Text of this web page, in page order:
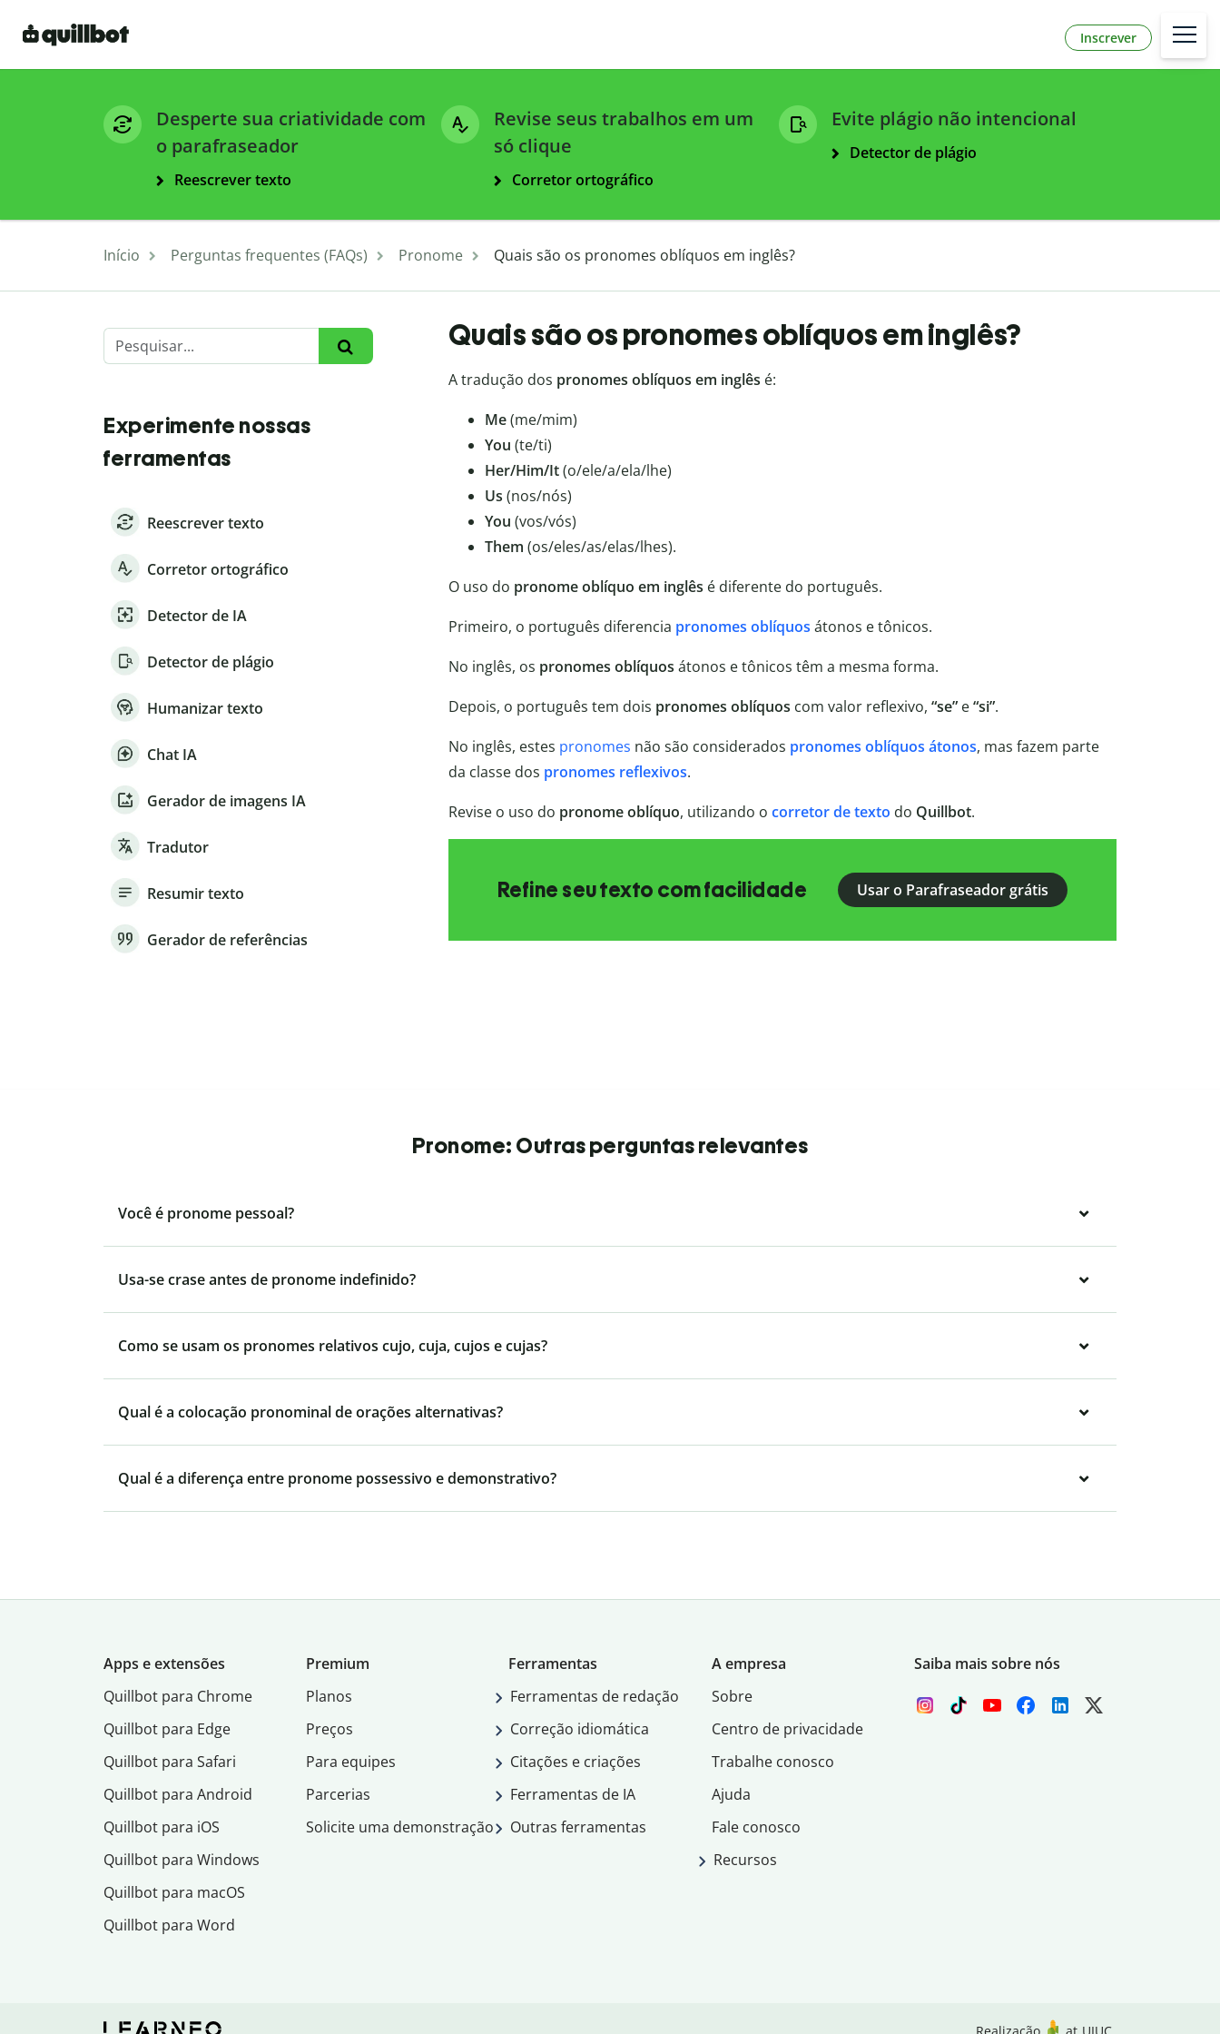
Inscrever
Desperte sua criatividade com
o parafraseador
Reescrever texto
Revise seus trabalhos em um
só clique
Corretor ortográfico
Evite plágio não intencional
Detector de plágio
Início Perguntas frequentes (FAQs) Pronome Quais são os pronomes oblíquos em inglês?
Experimente nossas
ferramentas
Reescrever texto
Corretor ortográfico
Detector de IA
Detector de plágio
Humanizar texto
Chat IA
Gerador de imagens IA
Tradutor
Resumir texto
Gerador de referências
Quais são os pronomes oblíquos em inglês?
A tradução dos pronomes oblíquos em inglês é:
Me(me/mim)
You (te/ti)
Her/Him/It(o/ele/a/ela/lhe)
Us (nos/nós)
You (vos/vós)
Them (os/eles/as/elas/lhes).
O uso do pronome oblíquo em inglês é diferente do português.
Primeiro, o português diferencia pronomes oblíquos átonos e tônicos.
No inglês, os pronomes oblíquos átonos e tônicos têm a mesma forma.
Depois, o português tem dois pronomes oblíquos com valor reflexivo, “se”e“si”.
No inglês, estes pronomes não são considerados pronomes oblíquos átonos, mas fazem parte
da classe dos pronomes reflexivos.
Revise o uso do pronome oblíquo, utilizando o corretor de texto do Quillbot.
Refine seu texto com facilidade Usar o Parafraseador grátis
Pronome: Outras perguntas relevantes
Você é pronome pessoal?
Usa-se crase antes de pronome indefinido?
Como se usam os pronomes relativos cujo, cuja, cujos e cujas?
Qual é a colocação pronominal de orações alternativas?
Qual é a diferença entre pronome possessivo e demonstrativo?
Apps e extensões
Quillbot para Chrome
Quillbot para Edge
Quillbot para Safari
Quillbot para Android
Quillbot para iOS
Quillbot para Windows
Quillbot para macOS
Quillbot para Word
Premium
Planos
Preços
Para equipes
Parcerias
Solicite uma demonstração
Ferramentas
Ferramentas de redação
Correção idiomática
Citações e criações
Ferramentas de IA
Outras ferramentas
A empresa
Sobre
Centro de privacidade
Trabalhe conosco
Ajuda
Fale conosco
Recursos
Saiba mais sobre nós